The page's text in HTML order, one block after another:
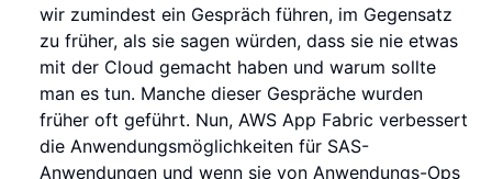
wir zumindest ein Gespräch führen, im Gegensatz
zu früher, als sie sagen würden, dass sie nie etwas
mit der Cloud gemacht haben und warum sollte
man es tun. Manche dieser Gespräche wurden
früher oft geführt. Nun, AWS App Fabric verbessert
die Anwendungsmöglichkeiten für SAS-
Anwendungen und wenn sie von Anwendungs-Ops